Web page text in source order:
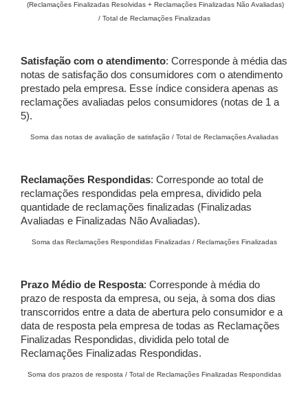
(Reclamações Finalizadas Resolvidas + Reclamações Finalizadas Não Avaliadas)
/ Total de Reclamações Finalizadas
Satisfação com o atendimento: Corresponde à média das
notas de satisfação dos consumidores com o atendimento
prestado pela empresa. Esse índice considera apenas as
reclamações avaliadas pelos consumidores (notas de 1 a
5).
Soma das notas de avaliação de satisfação / Total de Reclamações Avaliadas
Reclamações Respondidas: Corresponde ao total de
reclamações respondidas pela empresa, dividido pela
quantidade de reclamações finalizadas (Finalizadas
Avaliadas e Finalizadas Não Avaliadas).
Soma das Reclamações Respondidas Finalizadas / Reclamações Finalizadas
Prazo Médio de Resposta: Corresponde à média do
prazo de resposta da empresa, ou seja, à soma dos dias
transcorridos entre a data de abertura pelo consumidor e a
data de resposta pela empresa de todas as Reclamações
Finalizadas Respondidas, dividida pelo total de
Reclamações Finalizadas Respondidas.
Soma dos prazos de resposta / Total de Reclamações Finalizadas Respondidas